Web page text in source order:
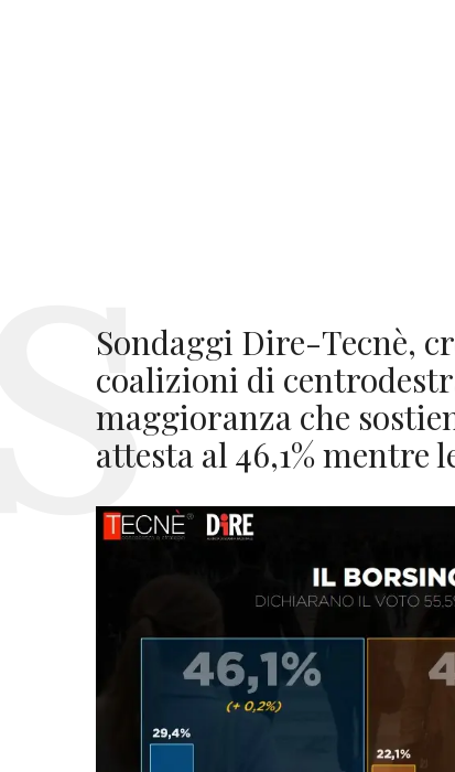
Sondaggi Dire-Tecnè,
coalizioni di
maggioranza che
attesta al 46,1% mentre